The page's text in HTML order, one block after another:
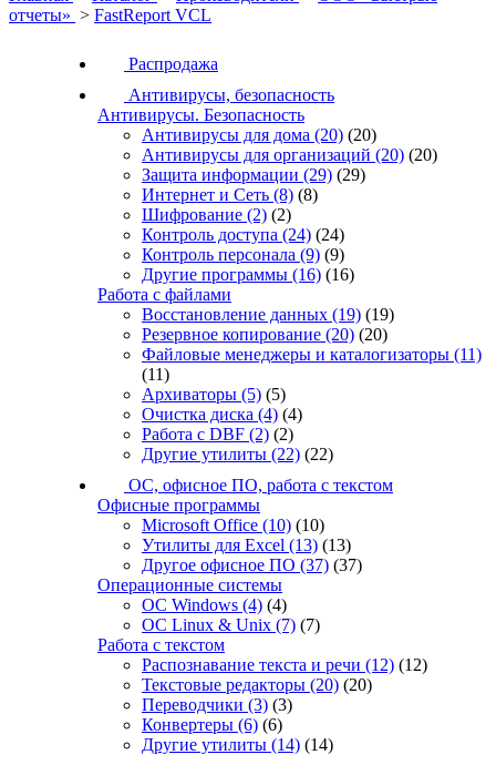
отчеты» > FastReport VCL
Распродажа
Антивирусы, безопасность
Антивирусы. Безопасность
Антивирусы для дома (20) (20)
Антивирусы для организаций (20) (20)
Защита информации (29) (29)
Интернет и Сеть (8) (8)
Шифрование (2) (2)
Контроль доступа (24) (24)
Контроль персонала (9) (9)
Другие программы (16) (16)
Работа с файлами
Восстановление данных (19) (19)
Резервное копирование (20) (20)
Файловые менеджеры и каталогизаторы (11)
(11)
Архиваторы (5) (5)
Очистка диска (4) (4)
Работа с DBF (2) (2)
Другие утилиты (22) (22)
ОС, офисное ПО, работа с текстом
Офисные программы
Microsoft Office (10) (10)
Утилиты для Excel (13) (13)
Другое офисное ПО (37) (37)
Операционные системы
ОС Windows (4) (4)
ОС Linux & Unix (7) (7)
Работа с текстом
Распознавание текста и речи (12) (12)
Текстовые редакторы (20) (20)
Переводчики (3) (3)
Конвертеры (6) (6)
Другие утилиты (14) (14)